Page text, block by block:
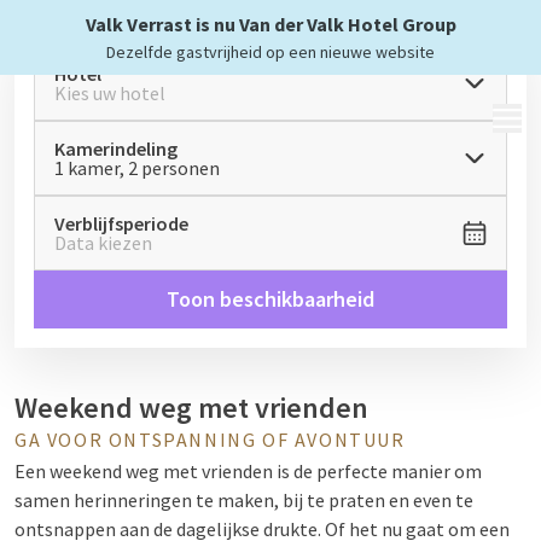
Valk Verrast is nu Van der Valk Hotel Group
Dezelfde gastvrijheid op een nieuwe website
MENU
Hotel
Kies uw hotel
Kamerindeling
1 kamer, 2 personen
Verblijfsperiode
Data kiezen
Toon beschikbaarheid
Weekend weg met vrienden
GA VOOR ONTSPANNING OF AVONTUUR
Een weekend weg met vrienden is de perfecte manier om
samen herinneringen te maken, bij te praten en even te
ontsnappen aan de dagelijkse drukte. Of het nu gaat om een